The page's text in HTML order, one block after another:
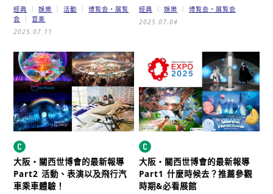
經典 娛樂 活動
博覧会・展覧
会
音楽
2025.07.11
經典 娛樂
博覧会・展覧会
2025.07.04
大阪・關西世博會的最新報導
Part2活動、表演以及飛行汽
車乘車體驗！
大阪・關西世博會的最新報導
Part1什麼時候去？推薦參觀
時期&必看展館